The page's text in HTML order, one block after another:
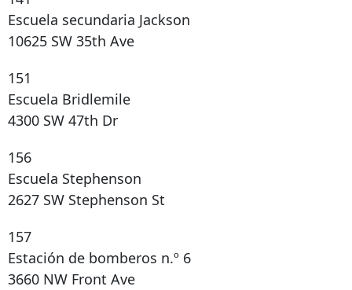
Escuela secundaria Jackson
10625 SW 35th Ave
151
Escuela Bridlemile
4300 SW 47th Dr
156
Escuela Stephenson
2627 SW Stephenson St
157
Estación de bomberos n.º 6
3660 NW Front Ave